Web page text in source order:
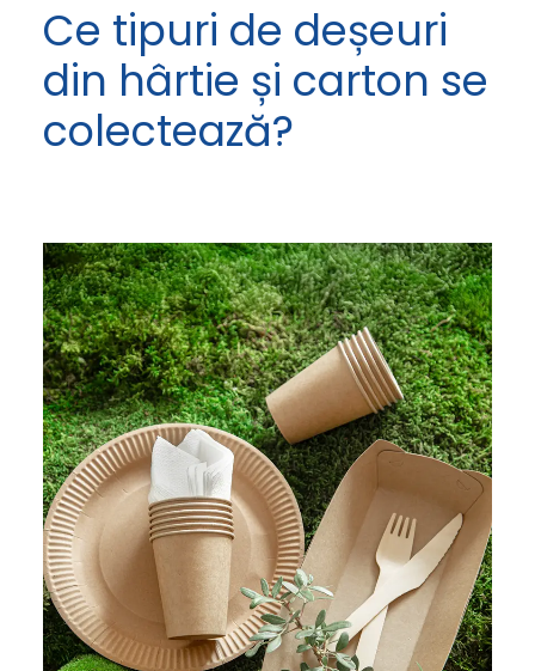
Ce tipuri de deșeuri
din hârtie și carton se
colectează?